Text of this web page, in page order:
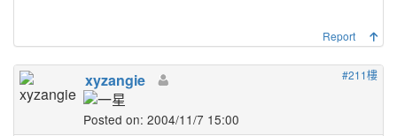
Report
#211樓
xyzangie
Posted on: 2004/11/7 15:00